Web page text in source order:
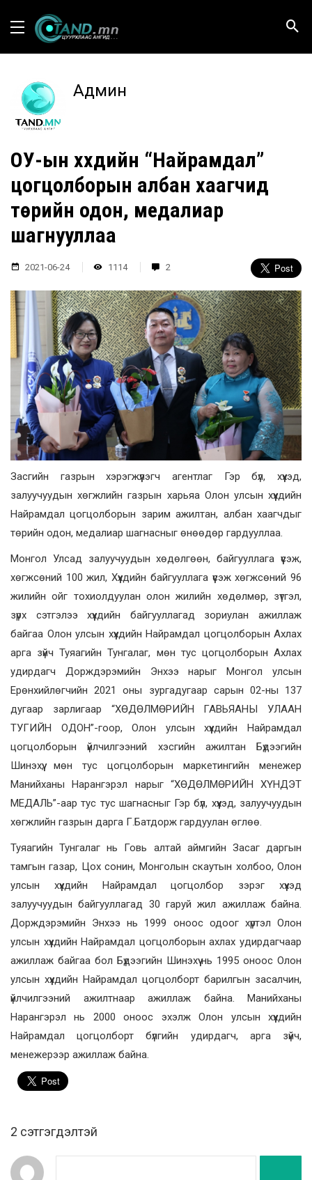
Админ
ОУ-ын хүүхдийн “Найрамдал”
цогцолборын албан хаагчид
төрийн одон, медалиар
шагнууллаа
2021-06-24 1114 2
Засгийн газрын хэрэгжүүлэгч агентлаг Гэр бүл, хүүхэд,
залуучуудын хөгжлийн газрын харьяа Олон улсын хүүхдийн
Найрамдал цогцолборын зарим ажилтан, албан хаагчдыг
төрийн одон, медалиар шагнасныг өнөөдөр гардууллаа.
Монгол Улсад залуучуудын хөдөлгөөн, байгууллага үүсэж,
хөгжсөний 100 жил, Хүүхдийн байгууллага үүсэж хөгжсөний 96
жилийн ойг тохиолдуулан олон жилийн хөдөлмөр, зүтгэл,
зүрх сэтгэлээ хүүхдийн байгууллагад зориулан ажиллаж
байгаа Олон улсын хүүхдийн Найрамдал цогцолборын Ахлах
арга зүйч Туяагийн Тунгалаг, мөн тус цогцолборын Ахлах
удирдагч Дорждэрэмийн Энхээ нарыг Монгол улсын
Ерөнхийлөгчийн 2021 оны зургадугаар сарын 02-ны 137
дугаар зарлигаар “ХӨДӨЛМӨРИЙН ГАВЬЯАНЫ УЛААН
ТУГИЙН ОДОН”-гоор, Олон улсын хүүхдийн Найрамдал
цогцолборын үйлчилгээний хэсгийн ажилтан Бүдээгийн
Шинэхүү, мөн тус цогцолборын маркетингийн менежер
Манийханы Нарангэрэл нарыг “ХӨДӨЛМӨРИЙН ХҮНДЭТ
МЕДАЛЬ”-аар тус тус шагнасныг Гэр бүл, хүүхэд, залуучуудын
хөгжлийн газрын дарга Г.Батдорж гардуулан өглөө.
Туяагийн Тунгалаг нь Говь алтай аймгийн Засаг даргын
тамгын газар, Цох сонин, Монголын скаутын холбоо, Олон
улсын хүүхдийн Найрамдал цогцолбор зэрэг хүүхэд
залуучуудын байгууллагад 30 гаруй жил ажиллаж байна.
Дорждэрэмийн Энхээ нь 1999 оноос одоог хүртэл Олон
улсын хүүхдийн Найрамдал цогцолборын ахлах удирдагчаар
ажиллаж байгаа бол Бүдээгийн Шинэхүү нь 1995 оноос Олон
улсын хүүхдийн Найрамдал цогцолборт барилгын засалчин,
үйлчилгээний ажилтнаар ажиллаж байна. Манийханы
Нарангэрэл нь 2000 оноос эхэлж Олон улсын хүүхдийн
Найрамдал цогцолборт бүлгийн удирдагч, арга зүйч,
менежерээр ажиллаж байна.
2 cэтгэгдэлтэй